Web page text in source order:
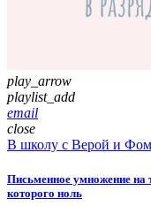
play_arrow
playlist_add
email
close
В школу с Верой и
Письменное умножение на
которого ноль